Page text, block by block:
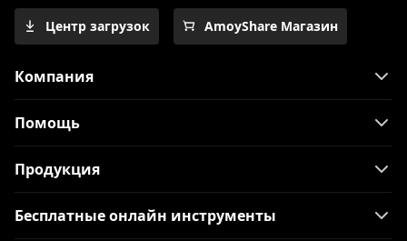
Центр загрузок AmoyShare Магазин
Компания
Помощь
Продукция
Бесплатные онлайн инструменты